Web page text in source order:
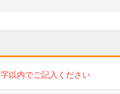
以内でご記入ください